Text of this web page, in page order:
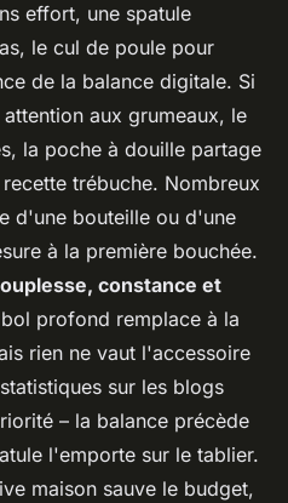
effort, une spatule
le cul de poule pour
de la balance digitale. Si
aux grumeaux, le
la poche à douille partage
trébuche. Nombreux
d'une bouteille ou d'une
à la première bouchée.
constance et
profond remplace à la
rien ne vaut l'accessoire
sur les blogs
– la balance précède
l'emporte sur le tablier.
maison sauve le budget,